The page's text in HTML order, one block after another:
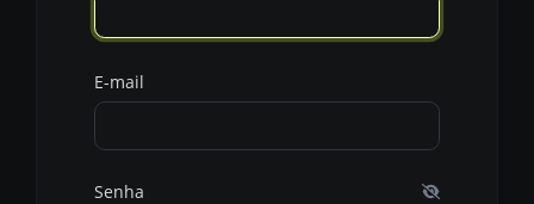
E-mail
Senha